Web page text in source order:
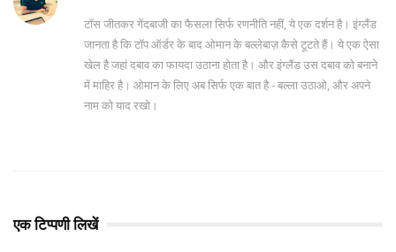
टॉस जीतकर गेंदबाजी का फैसला सिर्फ रणनीति नहीं, ये एक दर्शन है। इंग्लैंड
जानता है कि टॉप ऑर्डर के बाद ओमान के बल्लेबाज़ कैसे टूटते हैं। ये एक ऐसा
खेल है जहां दबाव का फायदा उठाना होता है। और इंग्लैंड उस दबाव को बनाने
में माहिर है। ओमान के लिए अब सिर्फ एक बात है - बल्ला उठाओ, और अपने
नाम को याद रखो।
एक टिप्पणी लिखें